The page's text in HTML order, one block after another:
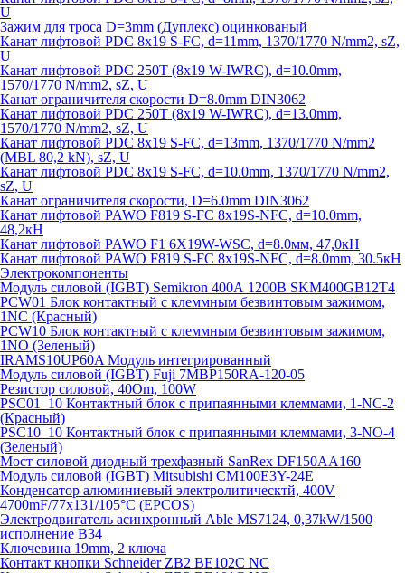
U
Зажим для троса D=3mm (Дуплекс) оцинкованый
Канат лифтовой PDC 8x19 S-FC, d=11mm, 1370/1770 N/mm2, sZ,
U
Канат лифтовой PDC 250T (8x19 W-IWRC), d=10.0mm,
1570/1770 N/mm2, sZ, U
Канат ограничителя скорости D=8.0mm DIN3062
Канат лифтовой PDC 250T (8x19 W-IWRC), d=13.0mm,
1570/1770 N/mm2, sZ, U
Канат лифтовой PDC 8х19 S-FC, d=13mm, 1370/1770 N/mm2
(MBL 80,2 kN), sZ, U
Канат лифтовой PDC 8x19 S-FC, d=10.0mm, 1370/1770 N/mm2,
sZ, U
Канат ограничителя скорости, D=6.0mm DIN3062
Канат лифтовой PAWO F819 S-FC 8х19S-NFC, d=10.0mm,
48,2кН
Канат лифтовой PAWO F1 6X19W-WSC, d=8.0мм, 47,0кН
Канат лифтовой PAWO F819 S-FC 8х19S-NFC, d=8.0mm, 30.5кН
Электрокомпоненты
Модуль силовой (IGBT) Semikron 400А 1200В SKM400GB12T4
PCW01 Блок контактный с клеммным безвинтовым зажимом,
1NC (Красный)
PCW10 Блок контактный с клеммным безвинтовым зажимом,
1NO (Зеленый)
IRAMS10UP60A Модуль интегрированный
Модуль силовой (IGBT) Fuji 7MBP150RA-120-05
Резистор силовой, 40Om, 100W
PSC01_10 Контактный блок с припаянными клеммами, 1-NC-2
(Красный)
PSC10_10 Контактный блок с припаянными клеммами, 3-NO-4
(Зеленый)
Мост силовой диодный трехфазный SanRex DF150AA160
Модуль силовой (IGBT) Mitsubishi CM100E3Y-24E
Конденсатор алюминиевый электролитическтй, 400V
4700mF/77x131/105°C (EPCOS)
Электродвигатель асинхронный Able MS7124, 0,37kW/1500
исполнение В34
Ключевина 19mm, 2 ключа
Контакт кнопки Schneider ZB2 BE102C NC